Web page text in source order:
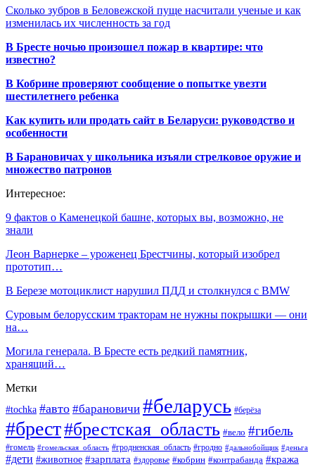
Сколько зубров в Беловежской пуще насчитали ученые и как
изменилась их численность за год
В Бресте ночью произошел пожар в квартире: что
известно?
В Кобрине проверяют сообщение о попытке увезти
шестилетнего ребенка
Как купить или продать сайт в Беларуси: руководство и
особенности
В Барановичах у школьника изъяли стрелковое оружие и
множество патронов
Интересное:
9 фактов о Каменецкой башне, которых вы, возможно, не
знали
Леон Варнерке – уроженец Брестчины, который изобрел
прототип…
В Березе мотоциклист нарушил ПДД и столкнулся с BMW
Суровым белорусским тракторам не нужны покрышки — они
на…
Могила генерала. В Бресте есть редкий памятник,
хранящий…
Метки
#tochka #авто #барановичи #беларусь #берёза
#брест#брестская_область #вело #гибель
#гомель #гомельская_область #гродненская_область #гродно #дальнобойщик #деньга
#дети #животное #зарплата #здоровье #кобрин #контрабанда #кража